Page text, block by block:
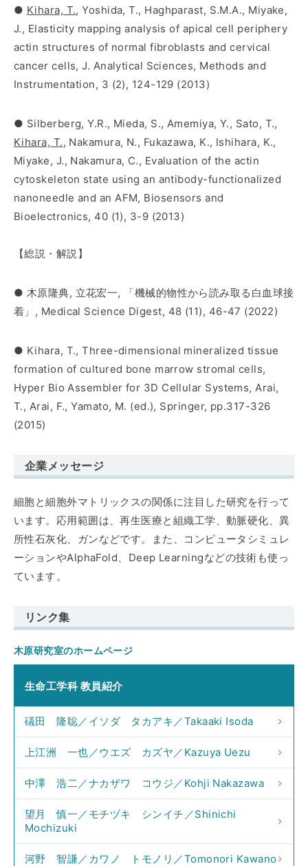
● Kihara, T., Yoshida, T., Haghparast, S.M.A., Miyake,
J., Elasticity mapping analysis of apical cell periphery
actin structures of normal fibroblasts and cervical
cancer cells, J. Analytical Sciences, Methods and
Instrumentation, 3 (2), 124-129 (2013)
● Silberberg, Y.R., Mieda, S., Amemiya, Y., Sato, T.,
Kihara, T., Nakamura, N., Fukazawa, K., Ishihara, K.,
Miyake, J., Nakamura, C., Evaluation of the actin
cytoskeleton state using an antibody-functionalized
nanoneedle and an AFM, Biosensors and
Bioelectronics, 40 (1), 3-9 (2013)
【総説・解説】
● 木原隆典, 立花宏一, 「機械的物性から読み取る白血球接
着」, Medical Science Digest, 48 (11), 46-47 (2022)
● Kihara, T., Three-dimensional mineralized tissue
formation of cultured bone marrow stromal cells,
Hyper Bio Assembler for 3D Cellular Systems, Arai,
T., Arai, F., Yamato, M. (ed.), Springer, pp.317-326
(2015)
企業メッセージ
細胞と細胞外マトリックスの関係に注目した研究を行って
います。応用範囲は、再生医療と組織工学、動脈硬化、異
所性石灰化、ガンなどです。また、コンピュータシミュレ
ーションやAlphaFold、Deep Learningなどの技術も使っ
ています。
リンク集
木原研究室のホームページ
生命工学科 教員紹介
礒田 隆聡／イソダ タカアキ／Takaaki Isoda
上江洲 一也／ウエズ カズヤ／Kazuya Uezu
中澤 浩二／ナカザワ コウジ／Kohji Nakazawa
望月 慎一／モチヅキ シンイチ／Shinichi
Mochizuki
河野 智謙／カワノ トモノリ／Tomonori Kawano